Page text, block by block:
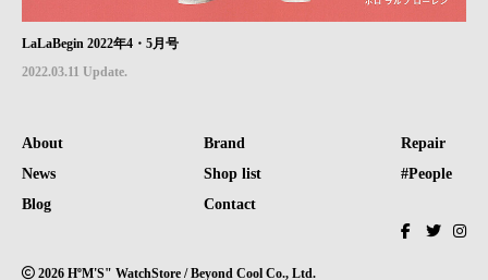
LaLaBegin 2022年4・5月号
2022.03.11 Update.
About
News
Blog
Brand
Shop list
Contact
Repair
#People
2026 HºM'S" WatchStore / Beyond Cool Co., Ltd.